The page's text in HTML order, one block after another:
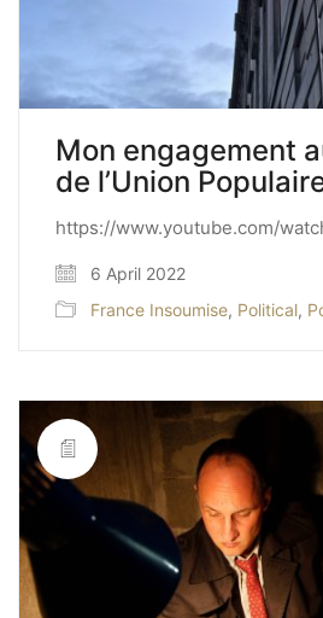
Mon engagement
de l’Union
https://www.youtube.com/
6 April 2022
France Insoumise, Political,